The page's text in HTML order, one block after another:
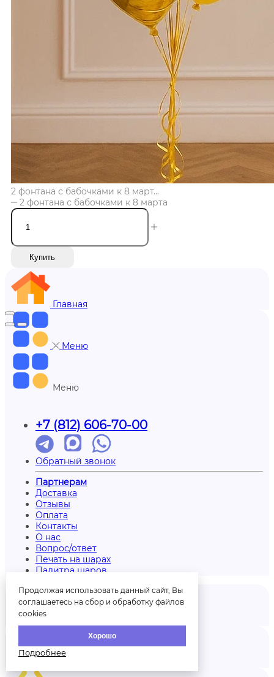
2 фонтана с бабочками к 8 март...
2 фонтана с бабочками к 8 марта
Купить
Главная
Меню
Меню
+7 (812) 606-70-00
Обратный звонок
Партнерам
Доставка
Отзывы
Оплата
Контакты
О нас
Вопрос/ответ
Печать на шарах
Палитра шаров
Продолжая использовать данный сайт, Вы
соглашаетесь на сбор и обработку файлов
cookies
Хорошо
Подробнее